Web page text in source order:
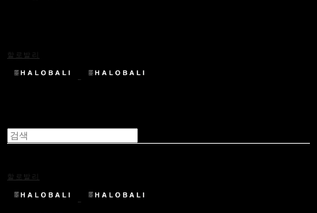
할로발리
할로발리